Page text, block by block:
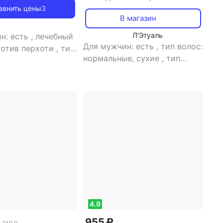
цены3
есть , лечебный
перхоти , тип
питание,
В магазин
Л'Этуаль
Для мужчин: есть ,тип волос:
нормальные, сухие ,тип
4.9